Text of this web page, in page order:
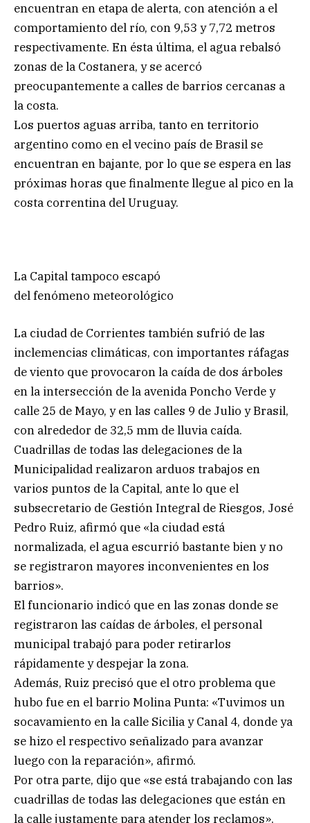
encuentran en etapa de alerta, con atención a el
comportamiento del río, con 9,53 y 7,72 metros
respectivamente. En ésta última, el agua rebalsó
zonas de la Costanera, y se acercó
preocupantemente a calles de barrios cercanas a
la costa.
Los puertos aguas arriba, tanto en territorio
argentino como en el vecino país de Brasil se
encuentran en bajante, por lo que se espera en las
próximas horas que finalmente llegue al pico en la
costa correntina del Uruguay.
La Capital tampoco escapó
del fenómeno meteorológico
La ciudad de Corrientes también sufrió de las
inclemencias climáticas, con importantes ráfagas
de viento que provocaron la caída de dos árboles
en la intersección de la avenida Poncho Verde y
calle 25 de Mayo, y en las calles 9 de Julio y Brasil,
con alrededor de 32,5 mm de lluvia caída.
Cuadrillas de todas las delegaciones de la
Municipalidad realizaron arduos trabajos en
varios puntos de la Capital, ante lo que el
subsecretario de Gestión Integral de Riesgos, José
Pedro Ruiz, afirmó que «la ciudad está
normalizada, el agua escurrió bastante bien y no
se registraron mayores inconvenientes en los
barrios».
El funcionario indicó que en las zonas donde se
registraron las caídas de árboles, el personal
municipal trabajó para poder retirarlos
rápidamente y despejar la zona.
Además, Ruiz precisó que el otro problema que
hubo fue en el barrio Molina Punta: «Tuvimos un
socavamiento en la calle Sicilia y Canal 4, donde ya
se hizo el respectivo señalizado para avanzar
luego con la reparación», afirmó.
Por otra parte, dijo que «se está trabajando con las
cuadrillas de todas las delegaciones que están en
la calle justamente para atender los reclamos».